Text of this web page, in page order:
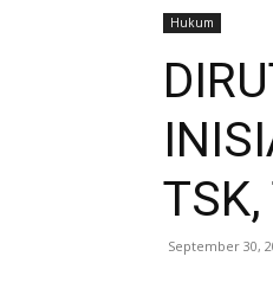
Hukum
September 30,